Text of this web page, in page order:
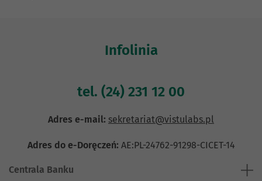
Infolinia
tel. (24) 231 12 00
Adres e-mail: sekretariat@vistulabs.pl
Adres do e-Doręczeń: AE:PL-24762-91298-CICET-14
Centrala Banku